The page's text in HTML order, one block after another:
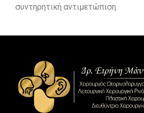
συντηρητική αντιμετώπιση.